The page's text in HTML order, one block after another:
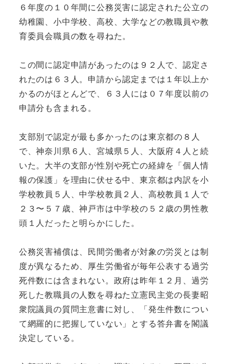
６年度の１０年間に公務災害に認定された公立の
幼稚園、小中学校、高校、大学などの教職員や教
育委員会職員の数を尋ねた。
この間に認定申請があったのは９２人で、認定さ
れたのは６３人。申請から認定までは１年以上か
かるのがほとんどで、６３人には０７年度以前の
申請分も含まれる。
支部別で認定が最も多かったのは東京都の８人
で、神奈川県６人、宮城県５人、大阪府４人と続
いた。大半の支部が性別や死亡の経緯を「個人情
報の保護」を理由に伏せる中、東京都は内訳を小
学校教員５人、中学校教員２人、高校教員１人で
２３〜５７歳、神戸市は中学校の５２歳の男性教
頭１人だったと明らかにした。
公務災害補償は、民間労働者が対象の労災とは制
度が異なるため、厚生労働省が毎年公表する過労
死件数には含まれない。政府は昨年１２月、過労
死した教職員の人数を尋ねた立憲民主党の長妻昭
衆院議員の質問主意書に対し、「発生件数につい
て網羅的に把握していない」とする答弁書を閣議
決定している。